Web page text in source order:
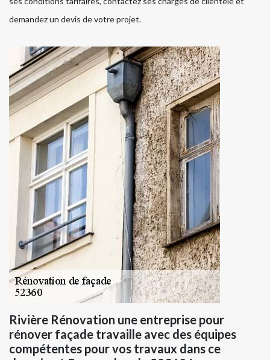
demandez un devis de votre projet.
Rivière Rénovation une entreprise pour
rénover façade travaille avec des équipes
compétentes pour vos travaux dans ce